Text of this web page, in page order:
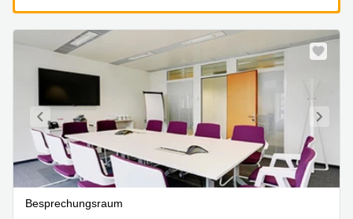
Besprechungsraum